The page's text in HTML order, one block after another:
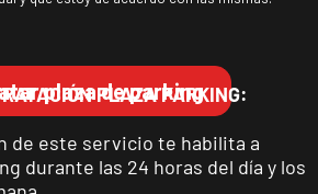
Málaga Los
Tilos
P.º de los Tilos,
VISITAR
PLAZA PARKING:
de este servicio te habilita a
durante las 24 horas del día y los